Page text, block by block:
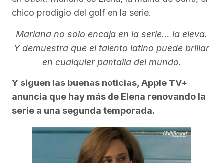
chico prodigio del golf en la serie.
Mariana no solo encaja en la serie… la eleva.
Y demuestra que el talento latino puede brillar
en cualquier pantalla del mundo.
Y siguen las buenas noticias, Apple TV+
anuncia que hay más de Elena renovando la
serie a una segunda temporada.